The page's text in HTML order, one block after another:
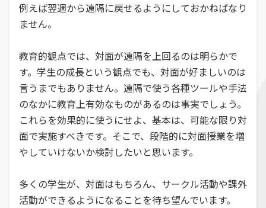
例えば翌週から遠隔に戻せるようにしておかねばなり
ません。
教育的観点では、対面が遠隔を上回るのは明らかで
す。学生の成長という観点でも、対面が好ましいのは
言うまでもありません。遠隔で使う各種ツールや手法
のなかに教育上有効なものがあるのは事実でしょう。
これらを効果的に使うにせよ、基本は、可能な限り対
面で実施すべきです。そこで、段階的に対面授業を増
やしていけないか検討したいと思います。
多くの学生が、対面はもちろん、サークル活動や課外
活動ができるようになることを待ち望んでいます。